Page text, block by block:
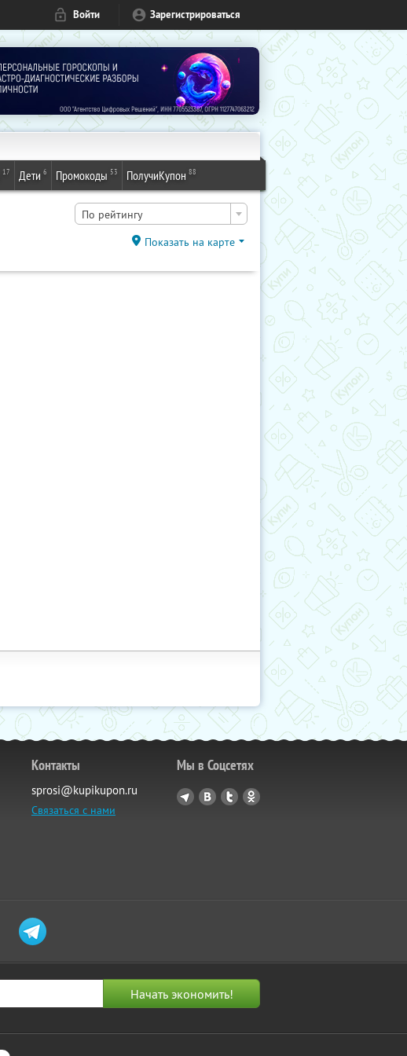
Войти Зарегистрироваться
17 Дети 6 Промокоды 53 ПолучиКупон 88
По рейтингу
Показать на карте
Контакты
sprosi@kupikupon.ru
Связаться с нами
Мы в Соцсетях